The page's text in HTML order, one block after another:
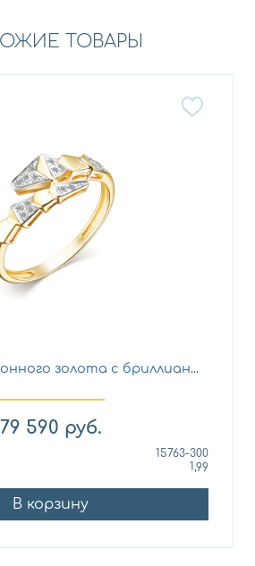
ТОВАРЫ
золота с бриллиан...
79 590 руб.
15763-300
1,99
В корзину